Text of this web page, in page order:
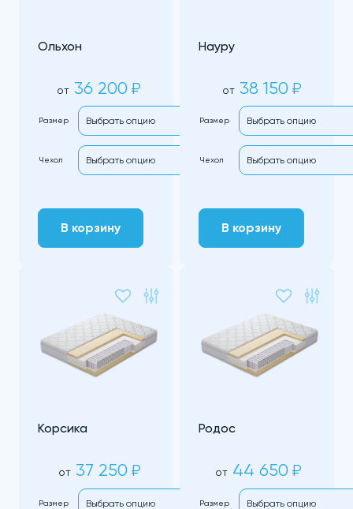
Ольхон
от 36 200 ₽
Размер
Чехол
В корзину
Науру
от 38 150 ₽
Размер
Чехол
В корзину
Корсика
от 37 250 ₽
Размер
Родос
от 44 650 ₽
Размер